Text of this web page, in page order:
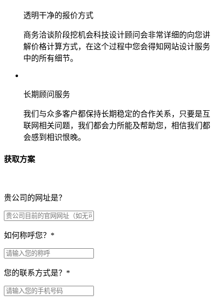
透明干净的报价方式
商务洽谈阶段挖机会科技设计顾问会非常详细的向您讲
解价格计算方式，在这个过程中您会得知网站设计服务
中的所有细节。
长期顾问服务
我们与众多客户都保持长期稳定的合作关系，只要是互
联网相关问题，我们都会力所能及帮助您，相信我们都
会感到相识恨晚。
获取方案
贵公司的网址是？
如何称呼您？ *
您的联系方式是？ *